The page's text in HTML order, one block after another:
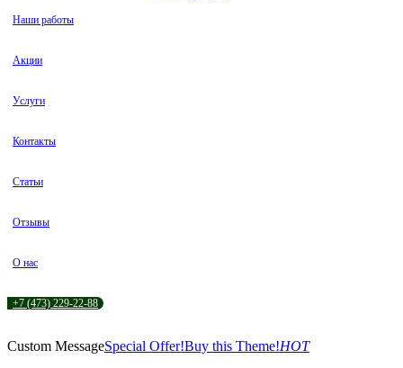
Наши работы
Акции
Услуги
Контакты
Статьи
Отзывы
О нас
+7 (473) 229-22-88
Custom MessageSpecial Offer!Buy this Theme!HOT